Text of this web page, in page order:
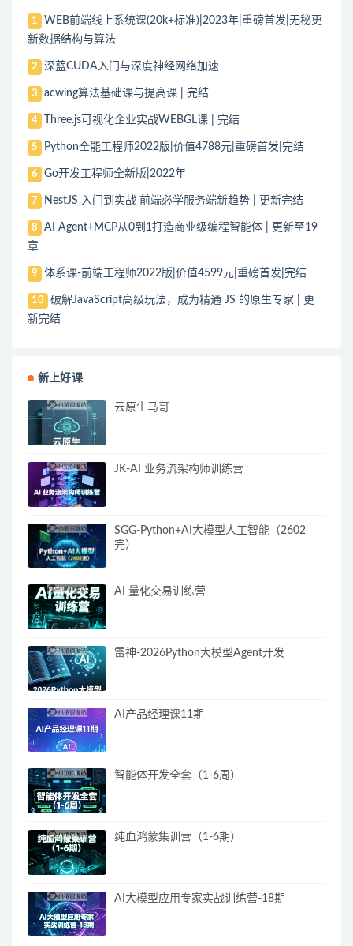
1
WEB前端线上系统课(20k+标准)|2023年|重磅首发|无秘更
新数据结构与算法
2 深蓝CUDA入门与深度神经网络加速
3 acwing算法基础课与提高课 | 完结
4 Three.js可视化企业实战WEBGL课 | 完结
5 Python全能工程师2022版|价值4788元|重磅首发|完结
6 Go开发工程师全新版|2022年
7 NestJS 入门到实战 前端必学服务端新趋势 | 更新完结
8
AI Agent+MCP从0到1打造商业级编程智能体 | 更新至19
章
9 体系课-前端工程师2022版|价值4599元|重磅首发|完结
10
破解JavaScript高级玩法，成为精通 JS 的原生专家 | 更
新完结
新上好课
云原生马哥
JK-AI 业务流架构师训练营
SGG-Python+AI大模型人工智能（2602
完）
AI 量化交易训练营
雷神-2026Python大模型Agent开发
AI产品经理课11期
智能体开发全套（1-6周）
纯血鸿蒙集训营（1-6期）
AI大模型应用专家实战训练营-18期